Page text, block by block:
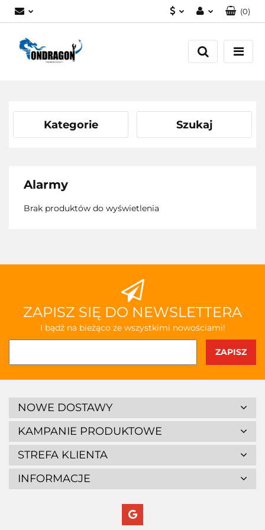
Zaloguj się
Załóż konto
(0)
Kategorie Szukaj
Alarmy
Brak produktów do wyświetlenia
ZAPISZ SIĘ DO NEWSLETTERA
I bądź na bieżąco ze wszystkimi nowościami!
NOWE DOSTAWY
KAMPANIE PRODUKTOWE
STREFA KLIENTA
INFORMACJE